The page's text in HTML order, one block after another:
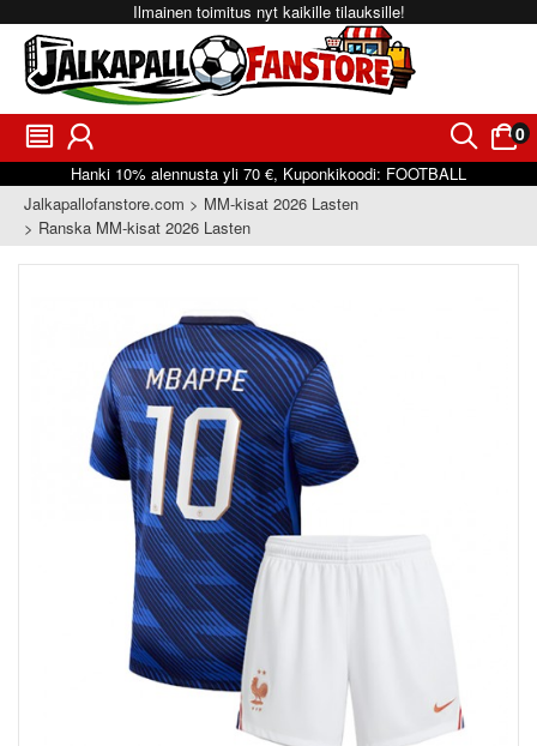
Ilmainen toimitus nyt kaikille tilauksille!
󰂩 󰃳 󰂨 0
󰃠
Hanki 10% alennusta yli 70 €, Kuponkikoodi: FOOTBALL
Jalkapallofanstore.com
MM-kisat 2026 Lasten
Ranska MM-kisat 2026 Lasten